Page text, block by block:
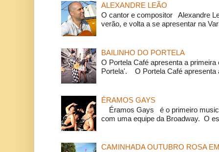
ALEXANDRE LEÃO
O cantor e compositor Alexandre
verão, e volta a se apresentar na
BAILINHO DO PORTELA
O Portela Café apresenta a
Portela'. O Portela Café apresenta
ÉRAMOS GAYS
Éramos Gays é o primeiro
com uma equipe da Broadway. O
CAMINHADA OUTUBRO ROSA